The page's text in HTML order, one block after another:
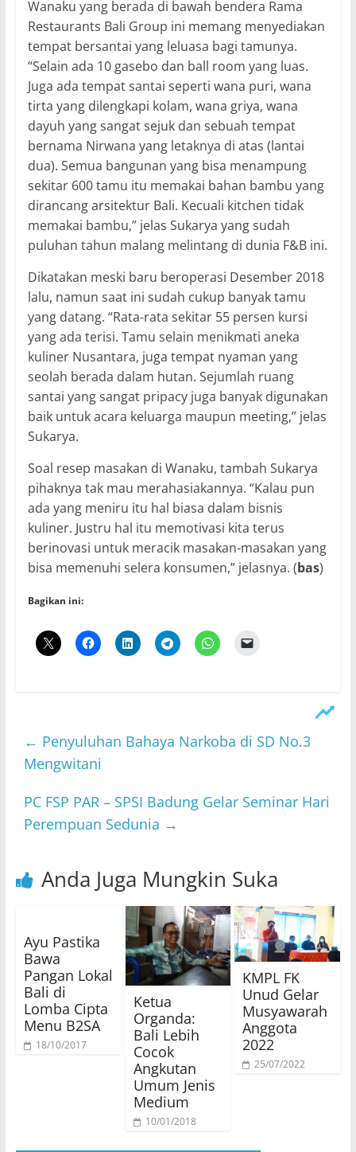
Wanaku yang berada di bawah bendera Rama
Restaurants Bali Group ini memang menyediakan
tempat bersantai yang leluasa bagi tamunya.
“Selain ada 10 gasebo dan ball room yang luas.
Juga ada tempat santai seperti wana puri, wana
tirta yang dilengkapi kolam, wana griya, wana
dayuh yang sangat sejuk dan sebuah tempat
bernama Nirwana yang letaknya di atas (lantai
dua). Semua bangunan yang bisa menampung
sekitar 600 tamu itu memakai bahan bambu yang
dirancang arsitektur Bali. Kecuali kitchen tidak
memakai bambu,” jelas Sukarya yang sudah
puluhan tahun malang melintang di dunia F&B ini.
Dikatakan meski baru beroperasi Desember 2018
lalu, namun saat ini sudah cukup banyak tamu
yang datang. “Rata-rata sekitar 55 persen kursi
yang ada terisi. Tamu selain menikmati aneka
kuliner Nusantara, juga tempat nyaman yang
seolah berada dalam hutan. Sejumlah ruang
santai yang sangat pripacy juga banyak digunakan
baik untuk acara keluarga maupun meeting,” jelas
Sukarya.
Soal resep masakan di Wanaku, tambah Sukarya
pihaknya tak mau merahasiakannya. “Kalau pun
ada yang meniru itu hal biasa dalam bisnis
kuliner. Justru hal itu memotivasi kita terus
berinovasi untuk meracik masakan-masakan yang
bisa memenuhi selera konsumen,” jelasnya. (bas)
Bagikan ini:
← Penyuluhan Bahaya Narkoba di SD No.3
Mengwitani
PC FSP PAR – SPSI Badung Gelar Seminar Hari
Perempuan Sedunia →
Anda Juga Mungkin Suka
Ayu Pastika
Bawa
Pangan Lokal
Bali di
Lomba Cipta
Menu B2SA
18/10/2017
Ketua
Organda:
Bali Lebih
Cocok
Angkutan
Umum Jenis
Medium
10/01/2018
KMPL FK
Unud Gelar
Musyawarah
Anggota
2022
25/07/2022